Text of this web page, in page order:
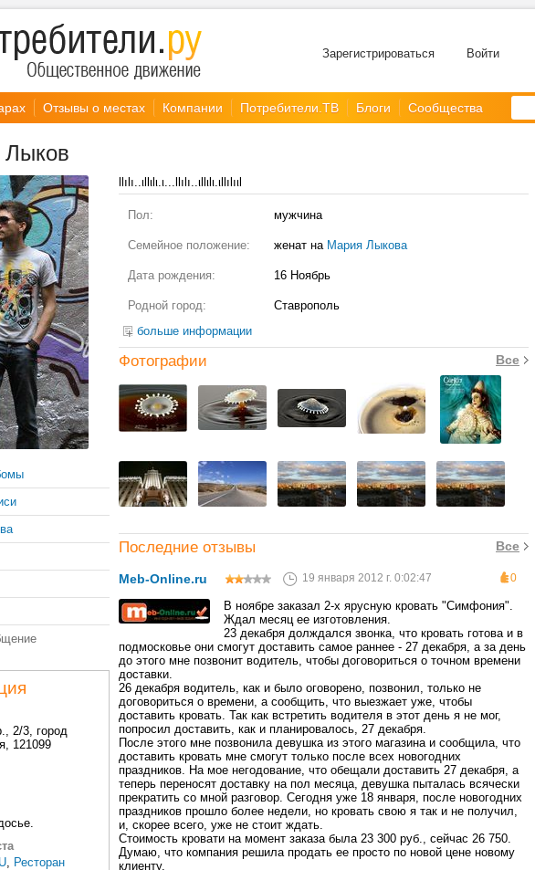
Зарегистрироваться Войти
Отзывы о местах Компании Потребители.ТВ Блоги Сообщества
Лыков
2/3, город
121099
, Ресторан
llılı..ιllιlι.ι...llılı..ιllιlι.ιllılıιl
Пол: мужчина
Семейное положение: женат на Мария Лыкова
Дата рождения: 16 Ноябрь
Родной город:
Ставрополь
больше информации
Фотографии Все
Последние отзывы Все
Meb-Online.ru 19 января 2012 г. 0:02:47 0
В ноябре заказал 2-х ярусную кровать "Симфония".
Ждал месяц ее изготовления.
23 декабря долждался звонка, что кровать готова и в
подмосковье они смогут доставить самое раннее - 27 декабря, а за день
до этого мне позвонит водитель, чтобы договориться о точном времени
доставки.
26 декабря водитель, как и было оговорено, позвонил, только не
договориться о времени, а сообщить, что выезжает уже, чтобы
доставить кровать. Так как встретить водителя в этот день я не мог,
попросил доставить, как и планировалось, 27 декабря.
После этого мне позвонила девушка из этого магазина и сообщила, что
доставить кровать мне смогут только после всех новогодних
праздников. На мое негодование, что обещали доставить 27 декабря, а
теперь переносят доставку на пол месяца, девушка пыталась всячески
прекратить со мной разговор. Сегодня уже 18 января, после новогодних
праздников прошло более недели, но кровать свою я так и не получил,
и, скорее всего, уже не стоит ждать.
Стоимость кровати на момент заказа была 23 300 руб., сейчас 26 750.
Думаю, что компания решила продать ее просто по новой цене новому
клиенту.